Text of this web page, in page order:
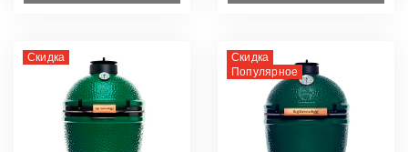
Скидка
Скидка
Популярное